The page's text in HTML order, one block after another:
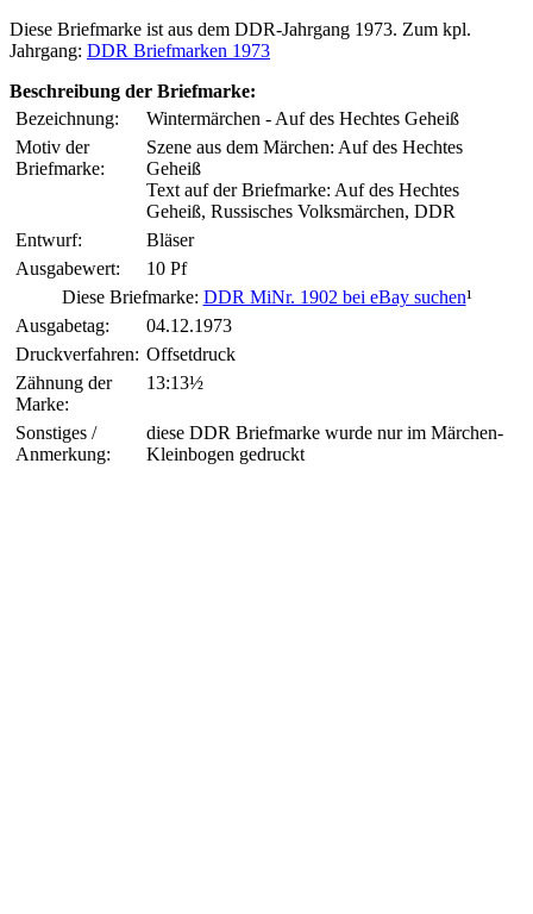
Diese Briefmarke ist aus dem DDR-Jahrgang 1973. Zum kpl.
Jahrgang: DDR Briefmarken 1973
Beschreibung der Briefmarke:
Bezeichnung:
Wintermärchen - Auf des Hechtes Geheiß
Motiv der
Briefmarke:
Szene aus dem Märchen: Auf des Hechtes
Geheiß
Text auf der Briefmarke: Auf des Hechtes
Geheiß, Russisches Volksmärchen, DDR
Entwurf:
Bläser
Ausgabewert:
10 Pf
Diese Briefmarke: DDR MiNr. 1902 bei eBay suchen¹
Ausgabetag:
04.12.1973
Druckverfahren: Offsetdruck
Zähnung der
Marke:
13:13½
Sonstiges /
Anmerkung:
diese DDR Briefmarke wurde nur im Märchen-
Kleinbogen gedruckt